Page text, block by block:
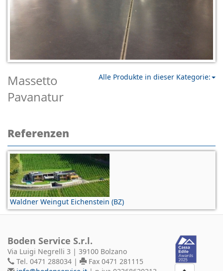
Alle Produkte in dieser Kategorie:
Massetto
Pavanatur
Referenzen
Waldner Weingut Eichenstein (BZ)
Boden Service S.r.l.
Via Luigi Negrelli 3 | 39100 Bolzano
Tel. 0471 288034 |
Fax 0471 281115